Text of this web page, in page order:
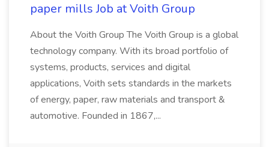
paper mills Job at Voith Group
About the Voith Group The Voith Group is a global
technology company. With its broad portfolio of
systems, products, services and digital
applications, Voith sets standards in the markets
of energy, paper, raw materials and transport &
automotive. Founded in 1867,...